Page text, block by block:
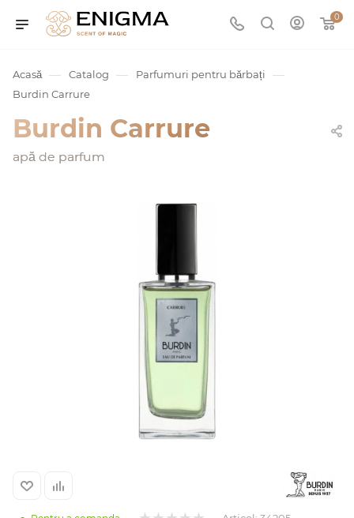
0
Acasă — Catalog — Parfumuri pentru bărbați —
Burdin Carrure
Burdin Carrure
apă de parfum